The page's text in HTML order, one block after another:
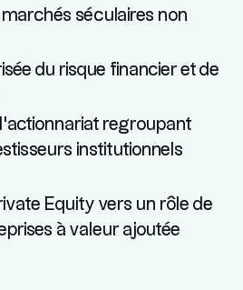
séculaires non
du risque financier et de
regroupant
institutionnels
Equity vers un rôle de
à valeur ajoutée